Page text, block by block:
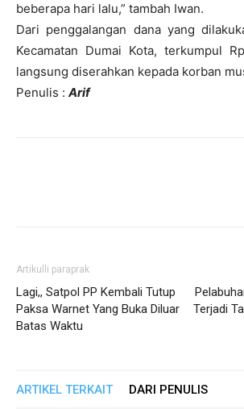
beberapa hari lalu,” tambah Iwan.
Dari penggalangan dana yang
Kecamatan Dumai Kota, terkumpul
langsung diserahkan kepada korban
Penulis : Arif
Artikulli paraprak
Lagi,, Satpol PP Kembali Tutup
Paksa Warnet Yang Buka Diluar
Batas Waktu
Terjadi
ARTIKEL TERKAIT DARI PENULIS